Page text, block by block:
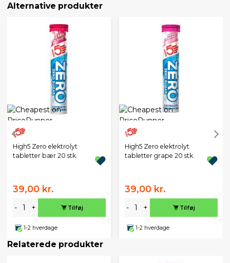
Alternative produkter
High5 Zero elektrolyt
tabletter bær 20 stk.
39,00 kr.
- + Tilføj
1-2 hverdage
High5 Zero elektrolyt
tabletter grape 20 stk.
39,00 kr.
- + Tilføj
1-2 hverdage
Relaterede produkter